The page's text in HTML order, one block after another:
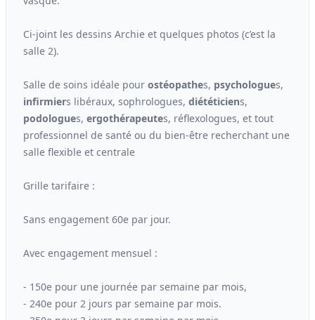
Ci-joint les dessins Archie et quelques photos (c’est la
salle 2).
Salle de soins idéale pour ostéopathes, psychologues,
infirmiers libéraux, sophrologues, diététiciens,
podologues, ergothérapeutes, réflexologues, et tout
professionnel de santé ou du bien-être recherchant une
salle flexible et centrale
Grille tarifaire :
Sans engagement 60e par jour.
Avec engagement mensuel :
- 150e pour une journée par semaine par mois,
- 240e pour 2 jours par semaine par mois.